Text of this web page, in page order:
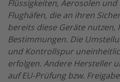
Flüssigkeiten, Aerosolen und
Flughäfen, die an ihren
bereits diese Geräte nutzen,
Bestimmungen. Die
und Kontrollspur
erfolgen. Andere Hersteller
auf EU-Prüfung bzw.